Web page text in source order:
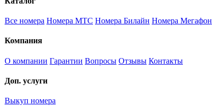
Все номера Номера МТС Номера Билайн Номера Мегафон
Компания
О компании Гарантии Вопросы Отзывы Контакты
Доп. услуги
Выкуп номера